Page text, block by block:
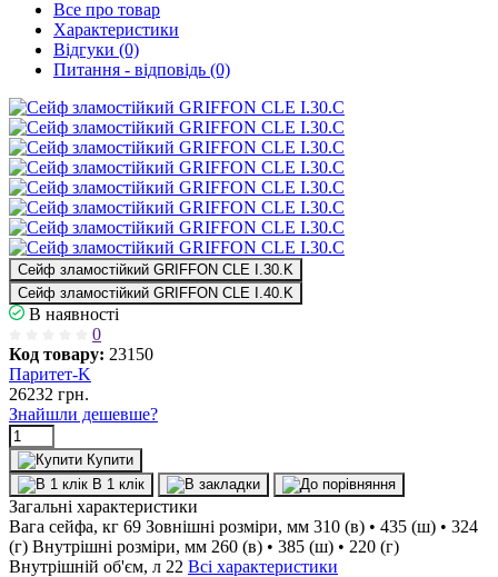
Все про товар
Характеристики
Відгуки (0)
Питання - відповідь (0)
Сейф зламостійкий GRIFFON CLE I.30.K
Сейф зламостійкий GRIFFON CLE I.40.K
В наявності
0
Код товару: 23150
Паритет-K
26232 грн.
Знайшли дешевше?
Купити
В 1 клік
Загальні характеристики
Вага сейфа, кг 69 Зовнішні розміри, мм 310 (в) • 435 (ш) • 324
(г) Внутрішні розміри, мм 260 (в) • 385 (ш) • 220 (г)
Внутрішній об'єм, л 22 Всі характеристики